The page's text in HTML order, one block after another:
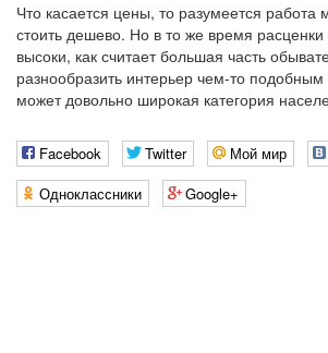
Что касается цены, то разумеется работа
стоить дешево. Но в то же время расценки
высоки, как считает большая часть
разнообразить интерьер чем-то
может довольно широкая категория
Facebook Twitter Мой мир
Одноклассники
Google+